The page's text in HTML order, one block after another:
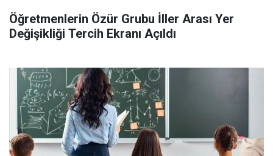
Öğretmenlerin Özür Grubu İller Arası Yer
Değişikliği Tercih Ekranı Açıldı